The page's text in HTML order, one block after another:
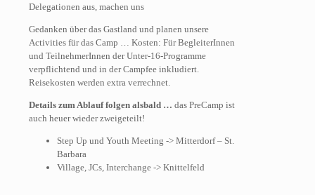
Delegationen aus, machen uns
Gedanken über das Gastland und planen unsere
Activities für das Camp …​ Kosten: Für BegleiterInnen
und TeilnehmerInnen der Unter-16-Programme
verpflichtend und in der Campfee inkludiert.
Reisekosten werden extra verrechnet.
Details zum Ablauf folgen alsbald … das PreCamp ist
auch heuer wieder zweigeteilt!
Step Up und Youth Meeting -> Mitterdorf – St.
Barbara
Village, JCs, Interchange -> Knittelfeld